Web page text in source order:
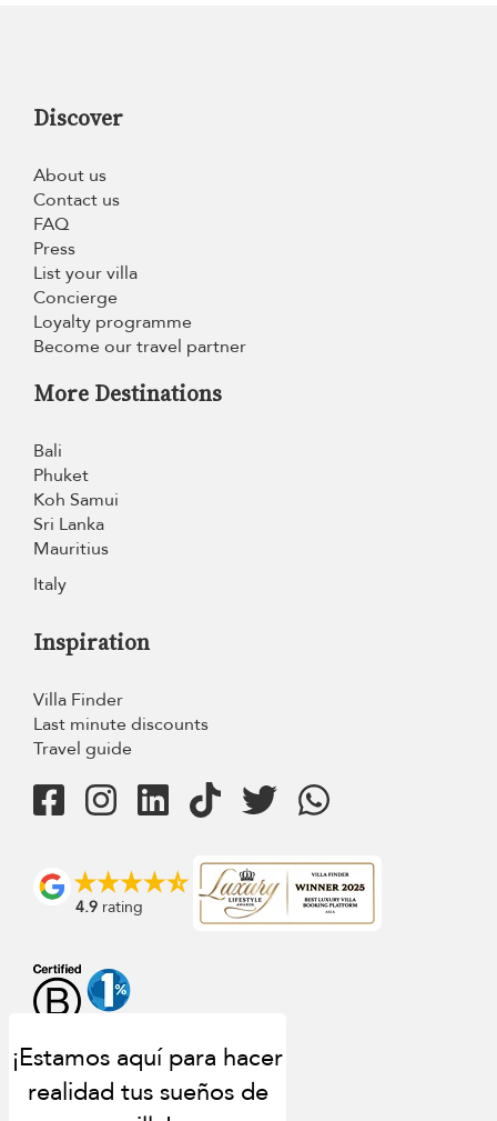
Discover
About us
Contact us
FAQ
Press
List your villa
Concierge
Loyalty programme
Become our travel partner
More Destinations
Bali
Phuket
Koh Samui
Sri Lanka
Mauritius
Italy
Inspiration
Villa Finder
Last minute discounts
Travel guide
4.9 rating